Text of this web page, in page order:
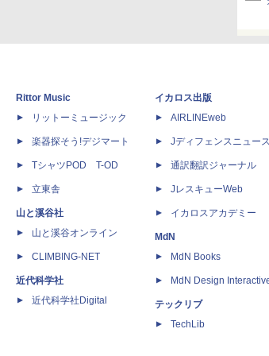
Rittor Music
リットーミュージック
楽器探そう!デジマート
TシャツPOD T-OD
立東舎
山と溪谷社
山と溪谷オンライン
CLIMBING-NET
近代科学社
近代科学社Digital
イカロス出版
AIRLINEweb
Jディフェンスニュー
通訳翻訳ジャーナル
JレスキューWeb
イカロスアカデミー
MdN
MdN Books
MdN Design
テックリブ
TechLib